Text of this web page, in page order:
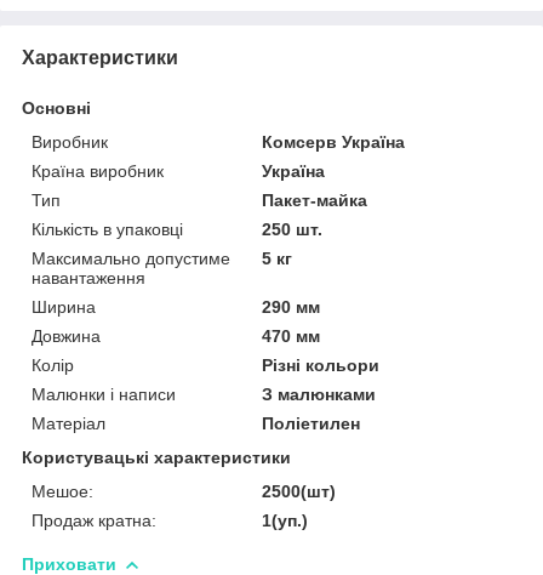
Характеристики
Основні
Виробник
Комсерв Україна
Країна виробник
Україна
Тип
Пакет-майка
Кількість в упаковці
250 шт.
Максимально допустиме
навантаження
5 кг
Ширина
290 мм
Довжина
470 мм
Колір
Різні кольори
Малюнки і написи
З малюнками
Матеріал
Поліетилен
Користувацькі характеристики
Мешое:
2500(шт)
Продаж кратна:
1(уп.)
Приховати